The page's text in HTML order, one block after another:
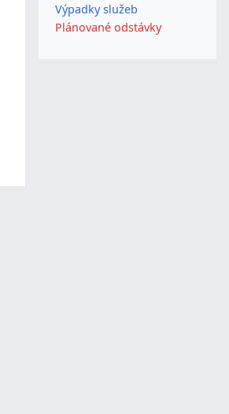
Výpadky služeb
Plánované odstávky